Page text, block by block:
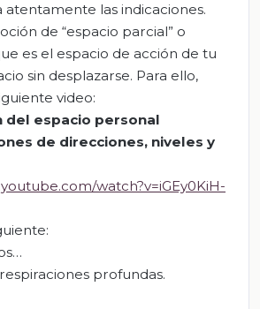
atentamente las indicaciones.
de “espacio parcial” o
es el espacio de acción de tu
sin desplazarse. Para ello,
video:
del espacio personal
de direcciones, niveles y
watch?v=iGEy0KiH-
profundas.